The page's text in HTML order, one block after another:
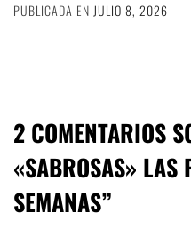
PUBLICADA EN JULIO 8, 2026
2 COMENTARIOS
«SABROSAS» LAS
SEMANAS”